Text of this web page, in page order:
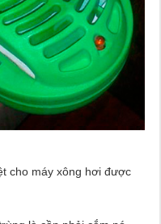
cho máy xông hơi được